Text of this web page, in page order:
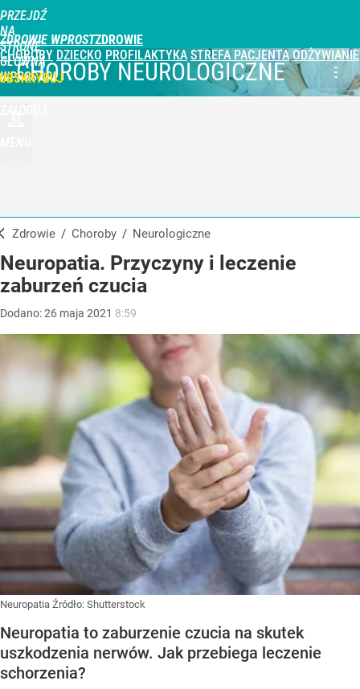
PRZEJDŹ
NA
STRONĘ
GŁÓWNĄ
WPROST.PL
ZDROWIE WPROST
CHOROBY DZIECKO PROFILAKTYKA STREFA PACJENTA ODŻYWIANIE
CHOROBY NEUROLOGICZNE
Zdrowie / Choroby / neurologiczne
Neuropatia. Przyczyny i leczenie
zaburzeń czucia
Dodano:26 maja 2021 8:59
Neuropatia Źródło: Shutterstock
Neuropatia to zaburzenie czucia na skutek
uszkodzenia nerwów. Jak przebiega leczenie
schorzenia?